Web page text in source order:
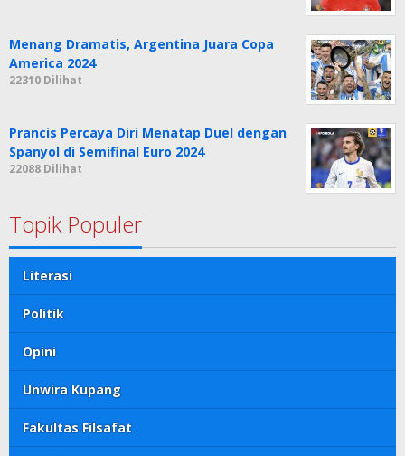
Menang Dramatis, Argentina Juara Copa
America 2024
22310 Dilihat
Prancis Percaya Diri Menatap Duel dengan
Spanyol di Semifinal Euro 2024
22088 Dilihat
Topik Populer
Literasi
Politik
Opini
Unwira Kupang
Fakultas Filsafat